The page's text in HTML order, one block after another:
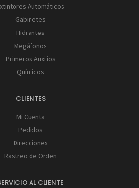
Automáticos
Gabinetes
Hidrantes
Megáfonos
Primeros Auxilios
Químicos
CLIENTES
Mi Cuenta
Pedidos
Direcciones
Rastreo de Orden
AL CLIENTE